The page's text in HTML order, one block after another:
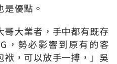
優點。
哥大業者，手中都有既存
，勢必影響到原有的客
袱，可以放手一搏，」吳